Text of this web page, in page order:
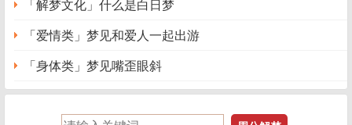
「解梦文化」什么是白日梦
「爱情类」梦见和爱人一起出游
「身体类」梦见嘴歪眼斜